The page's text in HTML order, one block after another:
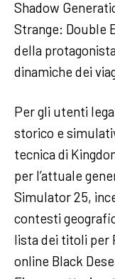
Shadow
Strange: Double
della
dinamiche dei
Per gli utenti
storico e
tecnica di
per l’attuale
Simulator 25,
contesti
lista dei titoli per
online Black